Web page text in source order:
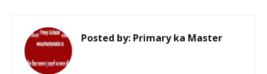
Posted by: Primary ka Master